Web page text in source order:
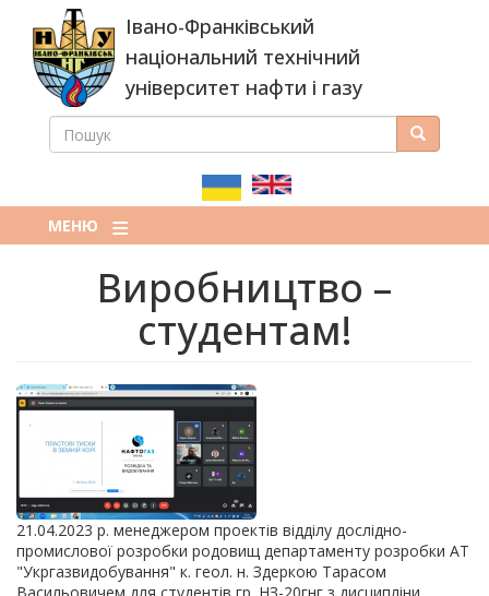
основного
вмісту
Івано-Франківський
національний технічний
університет нафти і газу
ПОШУКОВА
ПОШУК Пошук
МЕНЮ
Виробництво –
студентам!
21.04.2023 р. менеджером проектів відділу дослідно-
промислової розробки родовищ департаменту розробки АТ
"Укргазвидобування" к. геол. н. Здеркою Тарасом